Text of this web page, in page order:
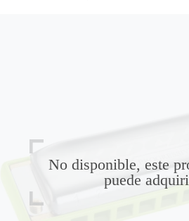
No disponible, este
puede